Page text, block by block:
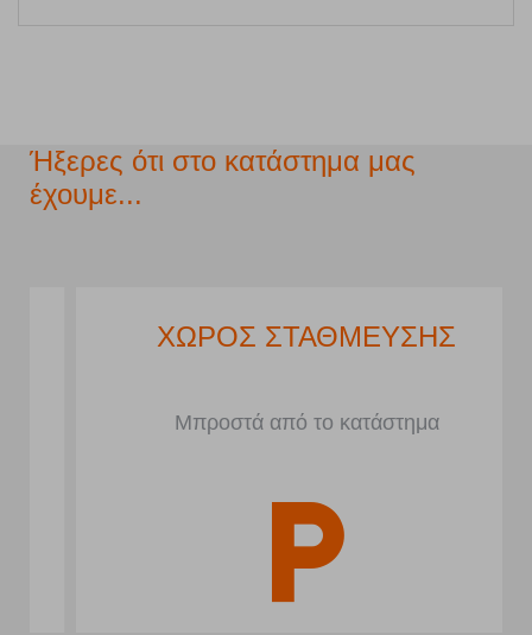
Ήξερες ότι στο κατάστημα μας
έχουμε...
ΧΩΡΟΣ ΣΤΑΘΜΕΥΣΗΣ
Μπροστά από το κατάστημα